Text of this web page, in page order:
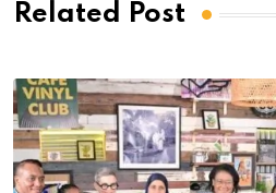
Related Post